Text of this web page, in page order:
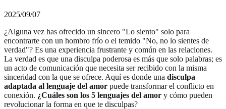
2025/09/07
¿Alguna vez has ofrecido un sincero "Lo siento" solo para
encontrarte con un hombro frío o el temido "No, no lo sientes de
verdad"? Es una experiencia frustrante y común en las relaciones.
La verdad es que una disculpa poderosa es más que solo palabras; es
un acto de comunicación que necesita ser recibido con la misma
sinceridad con la que se ofrece. Aquí es donde una disculpa
adaptada al lenguaje del amor puede transformar el conflicto en
conexión. ¿Cuáles son los 5 lenguajes del amor y cómo pueden
revolucionar la forma en que te disculpas?